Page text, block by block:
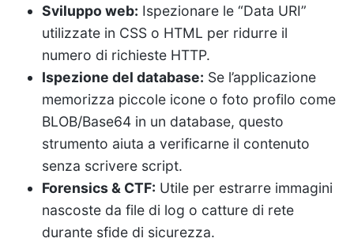
Sviluppo web: Ispezionare le “Data URI”
utilizzate in CSS o HTML per ridurre il
numero di richieste HTTP.
Ispezione del database: Se l’applicazione
memorizza piccole icone o foto profilo come
BLOB/Base64 in un database, questo
strumento aiuta a verificarne il contenuto
senza scrivere script.
Forensics & CTF: Utile per estrarre immagini
nascoste da file di log o catture di rete
durante sfide di sicurezza.